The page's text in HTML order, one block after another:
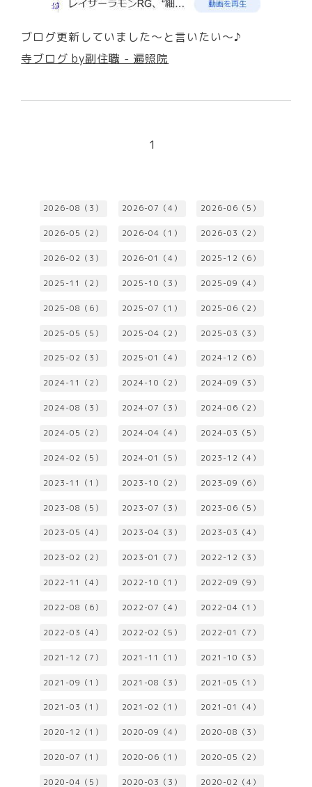
ブログ更新していました～と言いたい～♪
寺ブログ by副住職 - 遍照院
1
2026-08（3） 2026-07（4） 2026-06（5）
2026-05（2） 2026-04（1） 2026-03（2）
2026-02（3） 2026-01（4） 2025-12（6）
2025-11（2） 2025-10（3） 2025-09（4）
2025-08（6） 2025-07（1） 2025-06（2）
2025-05（5） 2025-04（2） 2025-03（3）
2025-02（3） 2025-01（4） 2024-12（6）
2024-11（2） 2024-10（2） 2024-09（3）
2024-08（3） 2024-07（3） 2024-06（2）
2024-05（2） 2024-04（4） 2024-03（5）
2024-02（5） 2024-01（5） 2023-12（4）
2023-11（1） 2023-10（2） 2023-09（6）
2023-08（5） 2023-07（3） 2023-06（5）
2023-05（4） 2023-04（3） 2023-03（4）
2023-02（2） 2023-01（7） 2022-12（3）
2022-11（4） 2022-10（1） 2022-09（9）
2022-08（6） 2022-07（4） 2022-04（1）
2022-03（4） 2022-02（5） 2022-01（7）
2021-12（7） 2021-11（1） 2021-10（3）
2021-09（1） 2021-08（3） 2021-05（1）
2021-03（1） 2021-02（1） 2021-01（4）
2020-12（1） 2020-09（4） 2020-08（3）
2020-07（1） 2020-06（1） 2020-05（2）
2020-04（5） 2020-03（3） 2020-02（4）